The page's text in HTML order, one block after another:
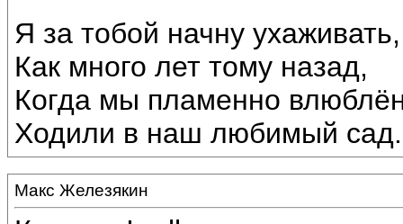
Я за тобой начну ухаживать,
Как много лет тому назад,
Когда мы пламенно
Ходили в наш любимый сад.
Макс Железякин